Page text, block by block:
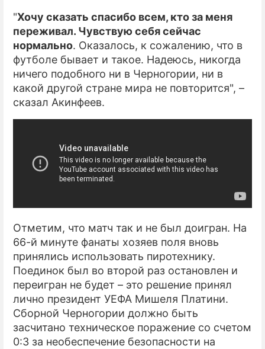
"Хочу сказать спасибо всем, кто за меня
переживал. Чувствую себя сейчас
нормально. Оказалось, к сожалению, что в
футболе бывает и такое. Надеюсь, никогда
ничего подобного ни в Черногории, ни в
какой другой стране мира не повторится", –
сказал Акинфеев.
Отметим, что матч так и не был доигран. На
66-й минуте фанаты хозяев поля вновь
принялись использовать пиротехнику.
Поединок был во второй раз остановлен и
переигран не будет – это решение принял
лично президент УЕФА Мишеля Платини.
Сборной Черногории должно быть
засчитано техническое поражение со счетом
0:3 за необеспечение безопасности на